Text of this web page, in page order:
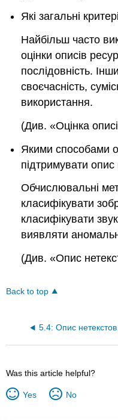
Які загальні
Найбільш часто
оцінки описів
послідовність.
своєчасність,
використання.
(Див. «Оцінка
Якими способами
підтримувати опис
Обчислювальні
класифікувати
класифікувати
виявляти
(Див. «Опис
Back to top
5.4:
Was this article helpful?
Yes No